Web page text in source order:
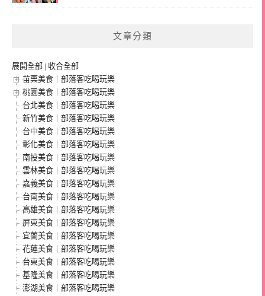
文章分類
展開全部 | 收合全部
苗栗美食｜部落客吃喝玩樂
桃園美食｜部落客吃喝玩樂
台北美食｜部落客吃喝玩樂
新竹美食｜部落客吃喝玩樂
台中美食｜部落客吃喝玩樂
彰化美食｜部落客吃喝玩樂
南投美食｜部落客吃喝玩樂
雲林美食｜部落客吃喝玩樂
嘉義美食｜部落客吃喝玩樂
台南美食｜部落客吃喝玩樂
高雄美食｜部落客吃喝玩樂
屏東美食｜部落客吃喝玩樂
宜蘭美食｜部落客吃喝玩樂
花蓮美食｜部落客吃喝玩樂
台東美食｜部落客吃喝玩樂
基隆美食｜部落客吃喝玩樂
澎湖美食｜部落客吃喝玩樂